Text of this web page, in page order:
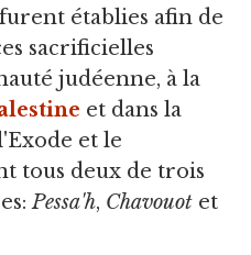
établies afin de
sacrificielles
judéenne, à la
et dans la
et le
tous deux de trois
Pessa'h, Chavouot et